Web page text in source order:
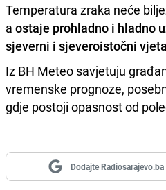
Temperatura zraka neće
a ostaje prohladno i hladno
sjeverni i sjeveroistočni
Iz BH Meteo savjetuju
vremenske prognoze,
gdje postoji opasnost od
Dodajte